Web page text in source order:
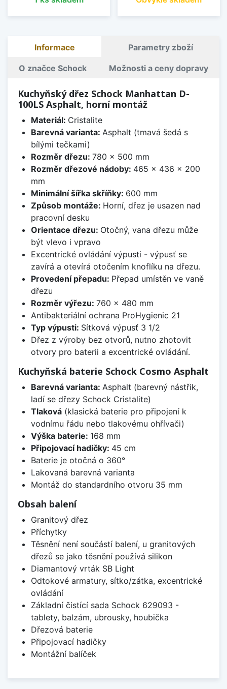
Informace Parametry zboží
O značce Schock Možnosti a ceny dopravy
Kuchyňský dřez Schock Manhattan D-
100LS Asphalt, horní montáž
Materiál: Cristalite
Barevná varianta: Asphalt (tmavá šedá s
bílými tečkami)
Rozměr dřezu: 780 x 500 mm
Rozměr dřezové nádoby: 465 x 436 x 200
mm
Minimální šířka skříňky: 600 mm
Způsob montáže: Horní, dřez je usazen nad
pracovní desku
Orientace dřezu: Otočný, vana dřezu může
být vlevo i vpravo
Excentrické ovládání výpusti - výpusť se
zavírá a otevírá otočením knoflíku na dřezu.
Provedení přepadu: Přepad umístěn ve vaně
dřezu
Rozměr výřezu: 760 x 480 mm
Antibakteriální ochrana ProHygienic 21
Typ výpusti: Sítková výpusť 3 1/2
Dřez z výroby bez otvorů, nutno zhotovit
otvory pro baterii a excentrické ovládání.
Kuchyňská baterie Schock Cosmo Asphalt
Barevná varianta: Asphalt (barevný nástřik,
ladí se dřezy Schock Cristalite)
Tlaková(klasická baterie pro připojení k
vodnímu řádu nebo tlakovému ohřívači)
Výška baterie: 168 mm
Připojovací hadičky: 45 cm
Baterie je otočná o 360°
Lakovaná barevná varianta
Montáž do standardního otvoru 35 mm
Obsah balení
Granitový dřez
Příchytky
Těsnění není součástí balení, u granitových
dřezů se jako těsnění používá silikon
Diamantový vrták SB Light
Odtokové armatury, sítko/zátka, excentrické
ovládání
Základní čistící sada Schock 629093 -
tablety, balzám, ubrousky, houbička
Dřezová baterie
Připojovací hadičky
Montážní balíček